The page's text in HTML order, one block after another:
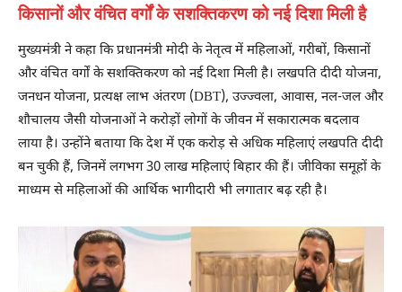
किसानों और वंचित वर्गों के सशक्तिकरण को नई दिशा मिली है
मुख्यमंत्री ने कहा कि प्रधानमंत्री मोदी के नेतृत्व में महिलाओं, गरीबों, किसानों
और वंचित वर्गों के सशक्तिकरण को नई दिशा मिली है। लखपति दीदी योजना,
जनधन योजना, प्रत्यक्ष लाभ अंतरण (DBT), उज्ज्वला, आवास, नल-जल और
शौचालय जैसी योजनाओं ने करोड़ों लोगों के जीवन में सकारात्मक बदलाव
लाया है। उन्होंने बताया कि देश में एक करोड़ से अधिक महिलाएं लखपति दीदी
बन चुकी हैं, जिनमें लगभग 30 लाख महिलाएं बिहार की हैं। जीविका समूहों के
माध्यम से महिलाओं की आर्थिक भागीदारी भी लगातार बढ़ रही है।